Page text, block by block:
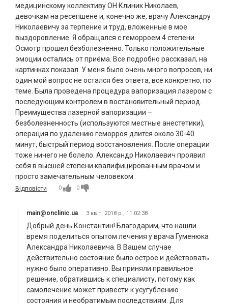
медицинскому коллективу ОН Клиник Николаев,
девочкам на ресепшене и, конечно же, врачу Александру
Николаевичу за терпение и труд, вложенные в мое
выздоровление. Я обращался с геморроем 4 степени.
Осмотр прошел безболезненно. Только положительные
эмоции остались от приёма. Все подробно рассказал, на
картинках показал. У меня было очень много вопросов, ни
один мой вопрос не остался без ответа, все конкретно, по
теме. Была проведена процедура вапоризация лазером с
последующим контролем в востановительный период.
Преимущества лазерной вапоризации –
безболезненность (используются местные анестетики),
операция по удалению геморроя длится около 30-40
минут, быстрый период восстановления. После операции
тоже ничего не болело. Александр Николаевич проявил
себя в высшей степени квалифицированным врачом и
просто замечательным человеком.
Відповісти 0 0
main@onclinic.ua 3 квіт. 2018 р., 11:02:38
Добрый день Константин! Благодарим, что нашли
время поделиться опытом лечения у врача Гуменюка
Александра Николаевича. В Вашем случае
действительно состояние было острое и действовать
нужно было оперативно. Вы приняли правильное
решение, обратившись к специалисту, потому как
самолечение может привести к усугублению
состояния и необратимым последствиям. Для